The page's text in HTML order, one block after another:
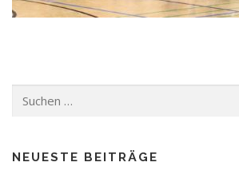
nach:
NEUESTE BEITRÄGE